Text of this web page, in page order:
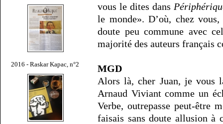
2016 - Raskar Kapac, n°2
vous le dites dans
le monde». D’où, chez
doute peu commune avec
majorité des auteurs français
MGD
Alors là, cher Juan, je vous
Arnaud Viviant comme un
Verbe, outrepasse peut-être
faisais sans doute allusion à